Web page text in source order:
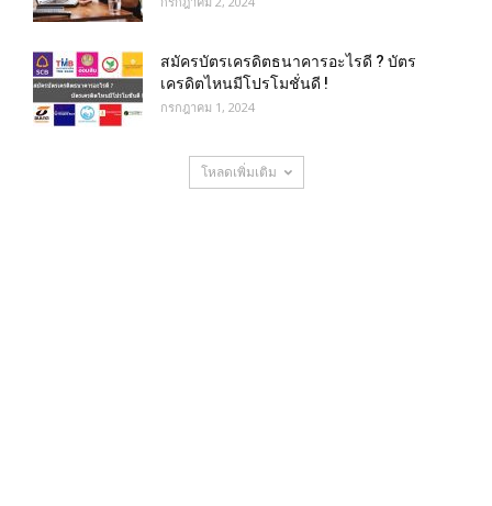
สมัครบัตรเครดิตธนาคารอะไรดี ? บัตร
เครดิตไหนมีโปรโมชั่นดี !
กรกฎาคม 1, 2024
โหลดเพิ่มเติม